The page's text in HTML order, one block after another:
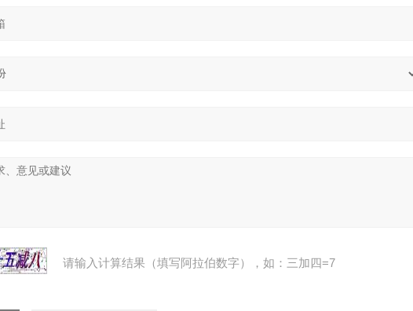
请输入计算结果（填写阿拉伯数字），如：三加四=7